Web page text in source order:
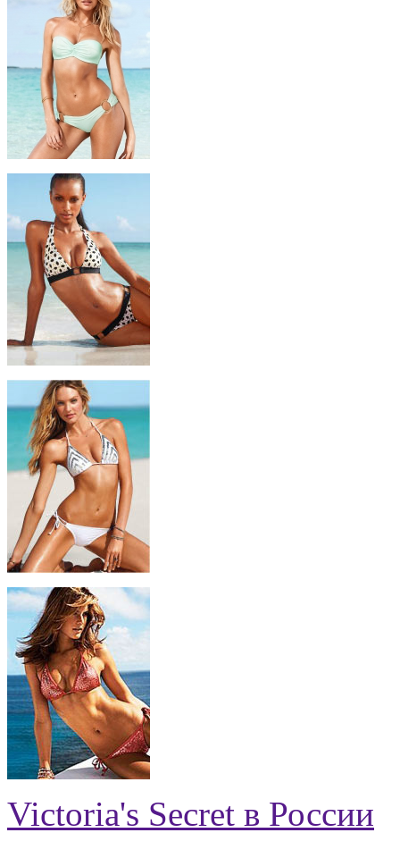
Victoria's Secret в России